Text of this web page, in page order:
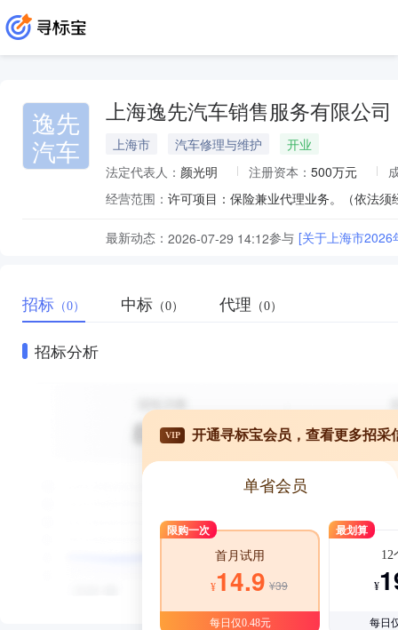
逸先
汽车
上海逸先汽车销售服务有限公司
上海市 汽车修理与维护
开业
法定代表人： 颜光明 注册资本： 500万元
经营范围：
最新动态： 2026-07-29 14:12参与 [关于上海市2026
招标 （0） 中标 （0） 代理 （0）
招标分析
VIP 开通寻标宝会员，查看更多招采
单省会员
限购一次
首月试用
¥14.9 ¥39
每日仅0.48元
最划算
12
¥
每日